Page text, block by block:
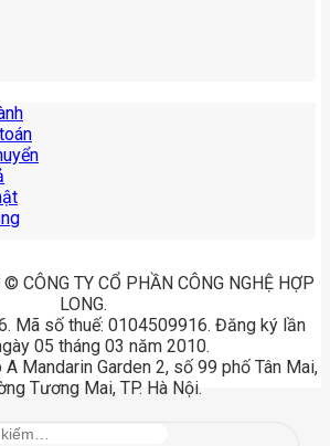
CÔNG TY CỔ PHẦN CÔNG NGHỆ HỢP
LONG.
Mã số thuế: 0104509916. Đăng ký lần
05 tháng 03 năm 2010.
Mandarin Garden 2, số 99 phố Tân Mai,
Tương Mai, TP. Hà Nội.